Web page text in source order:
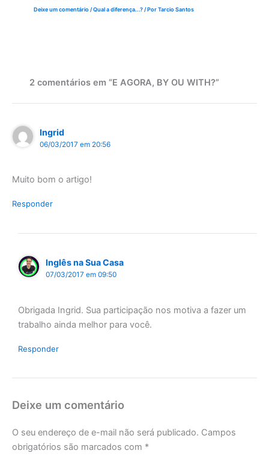
Deixe um comentário /Qual a diferença...?/ PorTarcio Santos
2 comentários em “E AGORA, BY OU WITH?”
Ingrid
06/03/2017 em 20:56
Muito bom o artigo!
Responder
Inglês na Sua Casa
07/03/2017 em 09:50
Obrigada Ingrid. Sua participação nos motiva a fazer um
trabalho ainda melhor para você.
Responder
Deixe um comentário
O seu endereço de e-mail não será publicado. Campos
obrigatórios são marcados com *